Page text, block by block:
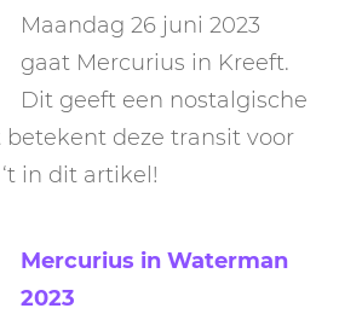
Maandag 26 juni 2023
gaat Mercurius in Kreeft.
Dit geeft een nostalgische
betekent deze transit voor
in dit artikel!
Mercurius in Waterman
2023